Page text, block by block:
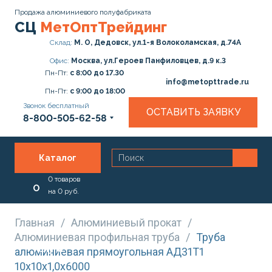
Продажа алюминиевого полуфабриката
СЦ МетОптТрейдинг
Склад: М. О, Дедовск, ул.1-я Волоколамская, д.74А
Офис: Москва, ул.Героев Панфиловцев, д.9 к.3
Пн-Пт: с 8:00 до 17.30
Пн-Пт: с 9:00 до 18:00
info@metopttrade.ru
Звонок бесплатный
8-800-505-62-58
ОСТАВИТЬ ЗАЯВКУ
Каталог
О
нас
Услуги
0 товаров
на 0 руб.
Главная / Алюминиевый прокат /
Алюминиевая профильная труба / Труба
алюминиевая прямоугольная АД31Т1
10х10х1,0х6000